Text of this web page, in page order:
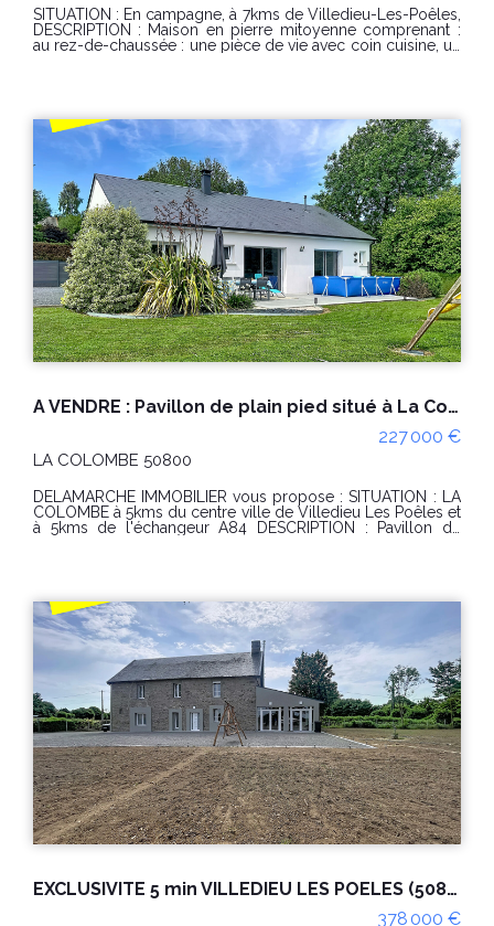
SITUATION : En campagne, à 7kms de Villedieu-Les-Poêles,
DESCRIPTION : Maison en pierre mitoyenne comprenant :
au rez-de-chaussée : une pièce de vie avec coin cuisine, un
(absence de chauffage) ; CLASSE CLIMAT : non requis, "Les
informations sur les risques auxquels ce bien est exposé
sont disponibles sur le site Géorisques :
www.georisques.gouv.fr" Pour visiter contacter Laurine
Hamel au 02 33 91 40 43 ou 07 76 74 43 93,
A VENDRE : Pavillon de plain pied situé à La Colombe
227 000 €
LA COLOMBE 50800
DELAMARCHE IMMOBILIER vous propose : SITUATION : LA
COLOMBE à 5kms du centre ville de Villedieu Les Poêles et
à 5kms de l'échangeur A84 DESCRIPTION : Pavillon de
idéal pour des moments conviviaux en toute saison. Une
buanderie avec accès direct au garage vient compléter les
espaces de service. L'espace nuit, desservi par un couloir,
comprend trois chambres ainsi qu'une salle d'eau. A
L'EXTERIEUR : vous profiterez d'un terrain de 822 m²,
entièrement clos et verdoyant, offrant un bel espace pour
les loisirs, le jardinage ou les repas en plein air sur une
terrasse exposée plein SUD. CLASSE ENERGIE : B (72)
CLASSE CLIMAT : A (2) Montant estimé des dépenses
annuelles d'énergie pour un usage standard : entre 640
euros et 940 euros / an. Date de référence des prix de
l'énergie utilisés pour établir cette estimation :
2021/2022/2023 Les informations sur les risques auxquels
ce bien est exposé sont disponibles sur le site Géorisques :
www.georisques.gouv.fr PRIX : 227 000 €uros Honoraire
charge vendeur. REFERENCE : 10699MB Pour visiter
contacter l'agence Delamarche Immobilier Gavray au 02 33
EXCLUSIVITE 5 min VILLEDIEU LES POELES (50800) maison de campagne 6 pièces rénovée sur 4ha avec dépendances
378 000 €